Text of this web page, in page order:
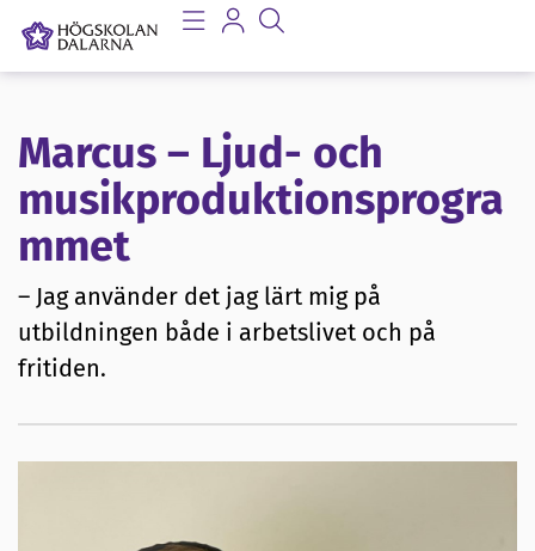
Marcus – Ljud- och
musikproduktionsprogra
mmet
– Jag använder det jag lärt mig på
utbildningen både i arbetslivet och på
fritiden.